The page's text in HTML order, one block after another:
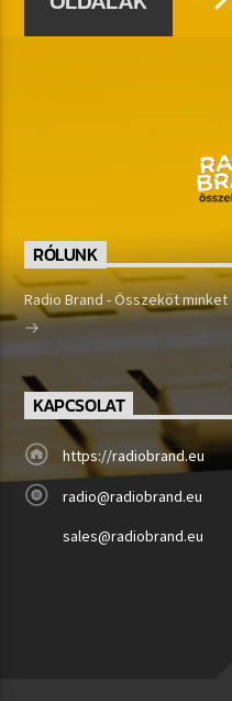
RÓLUNK
Radio Brand - Összeköt minket
KAPCSOLAT
https://radiobrand.eu
radio@radiobrand.eu
sales@radiobrand.eu